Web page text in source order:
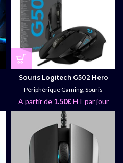
Souris Logitech G502 Hero
Périphérique Gaming, Souris
A partir de 1.50€HT par jour